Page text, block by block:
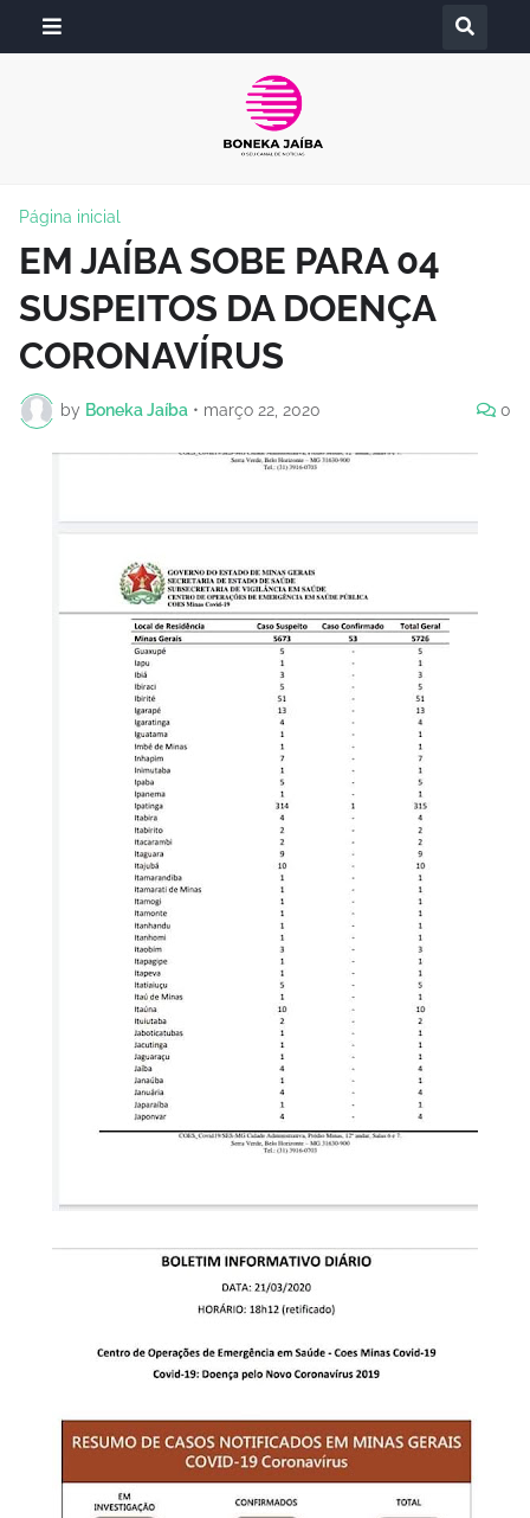
Página inicial
EM JAÍBA SOBE PARA 04
SUSPEITOS DA DOENÇA
CORONAVÍRUS
by Boneka Jaíba • março 22, 2020 0